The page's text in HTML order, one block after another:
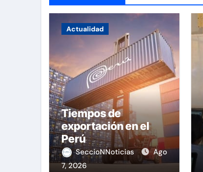
Actualidad
Tiempos de
exportación en el
Perú
SeccioNNoticias
Ago
7, 2026